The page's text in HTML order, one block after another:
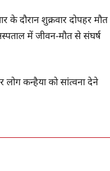
के दौरान शुक्रवार दोपहर मौत
में जीवन-मौत से संघर्ष
कन्हैया को सांत्वना देने